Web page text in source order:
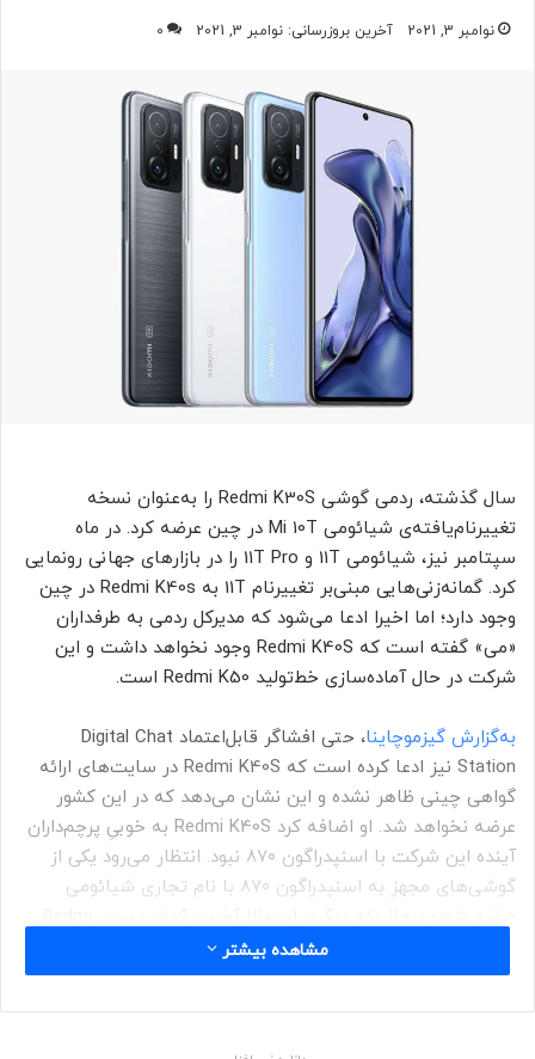
نوامبر 3, 2021 آخرین بروزرسانی: نوامبر 3, 2021 0
سال گذشته، ردمی گوشی Redmi K30S را به‌عنوان نسخه
تغییر‌نام‌یافته‌ی شیائومی Mi 10T در چین عرضه کرد. در ماه
سپتامبر نیز، شیائومی 11T و 11T Pro را در بازارهای جهانی رونمایی
کرد. گمانه‌زنی‌هایی مبنی‌بر تغییرنام 11T به Redmi K40s در چین
وجود دارد؛ اما اخیرا ادعا می‌شود که مدیر‌کل ردمی به طرفداران
«می» گفته است که Redmi K40S
وجود نخواهد داشت و این
شرکت در حال آماده‌سازی خط‌تولید Redmi K50 است.
به‌گزارش گیزموچاینا
، حتی افشاگر قابل‌اعتماد Digital Chat
Station نیز ادعا کرده است که
Redmi K40S در سایت‌های ارائه
گواهی چینی ظاهر نشده و این نشان می‌دهد که در این کشور
عرضه نخواهد شد. او اضافه کرد Redmi K40S به‌ خوبیِ پرچم‌داران
آینده این شرکت با اسنپدراگون ۸۷۰ نبود. انتظار می‌رود یکی از
گوشی‌های مجهز به اسنپدراگون ۸۷۰ با نام تجاری شیائومی
مقاله‌ی مرتبط:
مشاهده بیشتر